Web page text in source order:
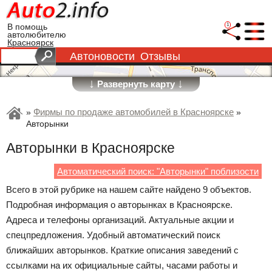
В помощь
автолюбителю
Красноярск
1
Автоновости Отзывы
↓Развернуть карту↓
» Фирмы по продаже автомобилей в Красноярске »
Авторынки
Авторынки в Красноярске
Автоматический поиск: "Авторынки" поблизости
Всего в этой рубрике на нашем сайте найдено 9 объектов.
Подробная информация о авторынках в Красноярске.
Адреса и телефоны организаций. Актуальные акции и
спецпредложения. Удобный автоматический поиск
ближайших авторынков. Краткие описания заведений с
ссылками на их официальные сайты, часами работы и